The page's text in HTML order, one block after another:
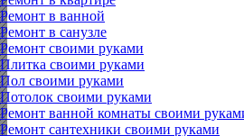
Ремонт в ванной
Ремонт в санузле
Ремонт своими руками
Плитка своими руками
Пол своими руками
Потолок своими руками
Ремонт ванной комнаты своими
Ремонт сантехники своими руками